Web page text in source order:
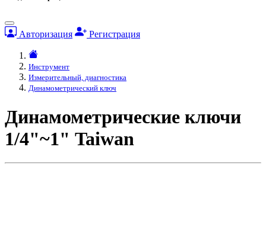
Авторизация Регистрация
Инструмент
Измерительный, диагностика
Динамометрический ключ
Динамометрические ключи
1/4"~1" Taiwan